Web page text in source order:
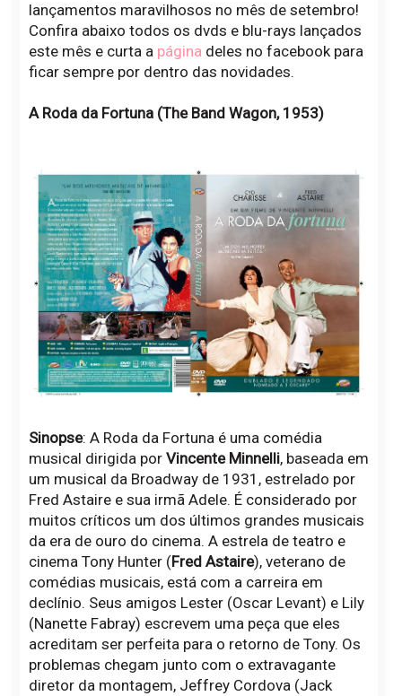
lançamentos maravilhosos no mês de setembro!
Confira abaixo todos os dvds e blu-rays lançados
este mês e curta a página deles no facebook para
ficar sempre por dentro das novidades.
A Roda da Fortuna (The Band Wagon, 1953)
Sinopse: A Roda da Fortuna é uma comédia
musical dirigida por Vincente Minnelli, baseada em
um musical da Broadway de 1931, estrelado por
Fred Astaire e sua irmã Adele. É considerado por
muitos críticos um dos últimos grandes musicais
da era de ouro do cinema. A estrela de teatro e
cinema Tony Hunter (Fred Astaire), veterano de
comédias musicais, está com a carreira em
declínio. Seus amigos Lester (Oscar Levant) e Lily
(Nanette Fabray) escrevem uma peça que eles
acreditam ser perfeita para o retorno de Tony. Os
problemas chegam junto com o extravagante
diretor da montagem, Jeffrey Cordova (Jack